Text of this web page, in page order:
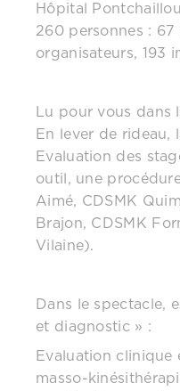
Hôpital
260 personnes :
organisateurs, 193
Lu pour vous dans
En lever de rideau,
Evaluation des
outil, une
Aimé, CDSMK
Brajon, CDSMK
Vilaine).
Dans le spectacle,
et diagnostic » :
Evaluation clinique
masso-